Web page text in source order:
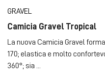
GRAVEL
Camicia Gravel Tropical
La nuova Camicia Gravel
170; elastica e molto
360°; sia ...